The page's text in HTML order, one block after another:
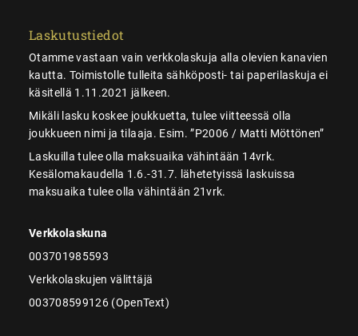
Laskutustiedot
Otamme vastaan vain verkkolaskuja alla olevien kanavien
kautta. Toimistolle tulleita sähköposti- tai paperilaskuja ei
käsitellä 1.11.2021 jälkeen.
Mikäli lasku koskee joukkuetta, tulee viitteessä olla
joukkueen nimi ja tilaaja. Esim. ”P2006 / Matti Möttönen”
Laskuilla tulee olla maksuaika vähintään 14vrk.
Kesälomakaudella 1.6.-31.7. lähetetyissä laskuissa
maksuaika tulee olla vähintään 21vrk.
Verkkolaskuna
003701985593
Verkkolaskujen välittäjä
003708599126 (OpenText)